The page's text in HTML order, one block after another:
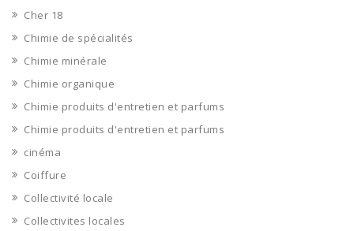
Cher 18
Chimie de spécialités
Chimie minérale
Chimie organique
Chimie produits d'entretien et parfums
Chimie produits d'entretien et parfums
cinéma
Coiffure
Collectivité locale
Collectivites locales